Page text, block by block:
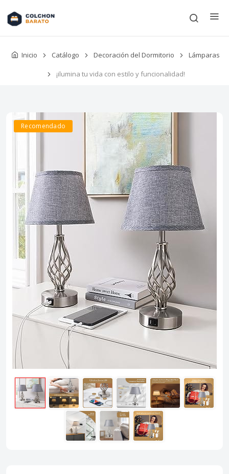
Inicio Catálogo Decoración del Dormitorio Lámparas
¡ilumina tu vida con estilo y funcionalidad!
Recomendado